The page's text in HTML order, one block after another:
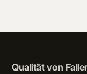
Qualität von